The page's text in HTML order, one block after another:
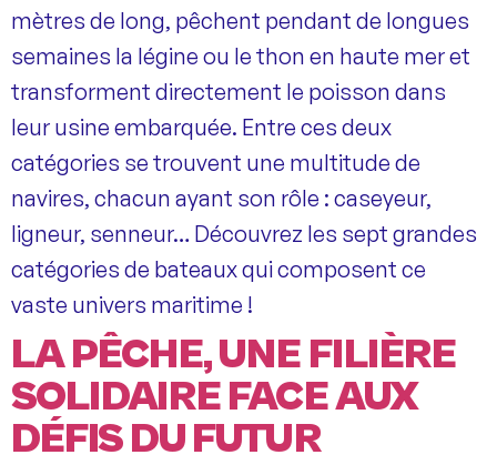
mètres de long, pêchent pendant de longues
semaines la légine ou le thon en haute mer et
transforment directement le poisson dans
leur usine embarquée. Entre ces deux
catégories se trouvent une multitude de
navires, chacun ayant son rôle : caseyeur,
ligneur, senneur… Découvrez les sept grandes
catégories de bateaux qui composent ce
vaste univers maritime !
LA PÊCHE, UNE FILIÈRE
SOLIDAIRE FACE AUX
DÉFIS DU FUTUR